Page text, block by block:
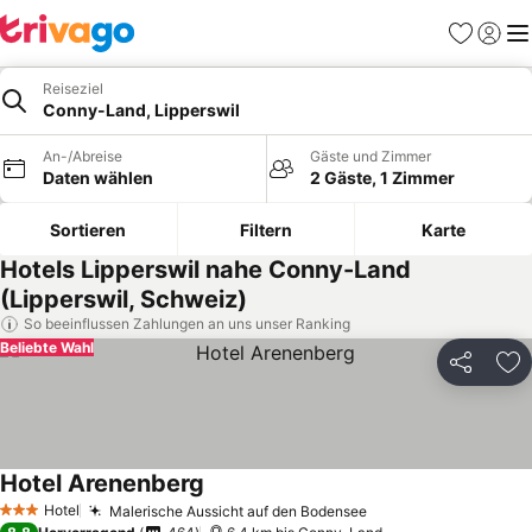
Favoriten
Reiseziel
Conny-Land, Lipperswil
An-/Abreise
Daten wählen
Gäste und Zimmer
2 Gäste, 1 Zimmer
Sortieren Filtern Karte
Hotels Lipperswil nahe Conny-Land
(Lipperswil, Schweiz)
So beeinflussen Zahlungen an uns unser Ranking
Teilen
Beliebte Wahl
3 SterneHotel Malerische Aussicht auf den BodenseePreise sehen
Hotel Arenenberg